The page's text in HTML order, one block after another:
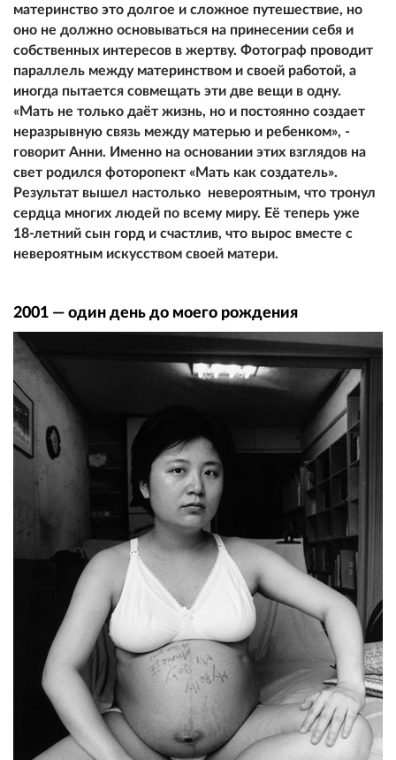
материнство это долгое и сложное путешествие, но
оно не должно основываться на принесении себя и
собственных интересов в жертву. Фотограф проводит
параллель между материнством и своей работой, а
иногда пытается совмещать эти две вещи в одну.
«Мать не только даёт жизнь, но и постоянно создает
неразрывную связь между матерью и ребенком», -
говорит Анни. Именно на основании этих взглядов на
свет родился фоторопект «Мать как создатель».
Результат вышел настолько невероятным, что тронул
сердца многих людей по всему миру. Её теперь уже
18-летний сын горд и счастлив, что вырос вместе с
невероятным искусством своей матери.
2001 — один день до моего рождения